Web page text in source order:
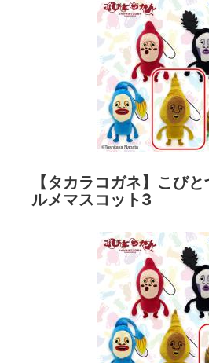
【タカラコガネ】こび
ルメマスコット3